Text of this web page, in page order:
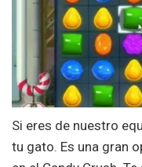
Si eres de nuestro
tu gato. Es una gran